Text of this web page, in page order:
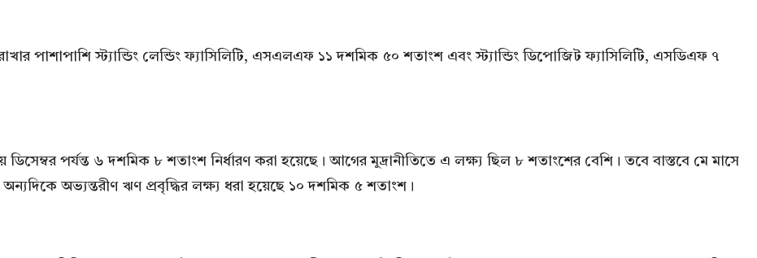
পাশাপাশি স্ট্যান্ডিং লেন্ডিং ফ্যাসিলিটি, এসএলএফ ১১ দশমিক ৫০ শতাংশ এবং স্ট্যান্ডিং ডিপোজিট ফ্যাসিলিটি, এসডিএফ ৭
ডিসেম্বর পর্যন্ত ৬ দশমিক ৮ শতাংশ নির্ধারণ করা হয়েছে। আগের মুদ্রানীতিতে এ লক্ষ্য ছিল ৮ শতাংশের বেশি। তবে বাস্তবে মে মাসে
অভ্যন্তরীণ ঋণ প্রবৃদ্ধির লক্ষ্য ধরা হয়েছে ১০ দশমিক ৫ শতাংশ।